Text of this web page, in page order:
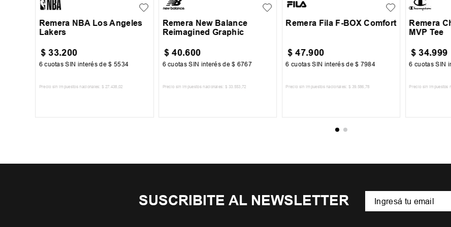
Remera NBA Los Angeles
Lakers
$ 33.200
6 cuotas SIN interés de$ 5534
Precio sin impuestos nacionales: $ 27.438 ,02
Remera New Balance
Reimagined Graphic
$ 40.600
6 cuotas SIN interés de$ 6767
Precio sin impuestos nacionales: $ 33.553 ,72
Remera Fila F-BOX Comfort
$ 47.900
6 cuotas SIN interés de$ 7984
Precio sin impuestos nacionales: $ 39.586 ,78
Remera
MVP Tee
$ 34.999
6 cuotas SIN
Precio sin impuestos
SUSCRIBITE AL NEWSLETTER